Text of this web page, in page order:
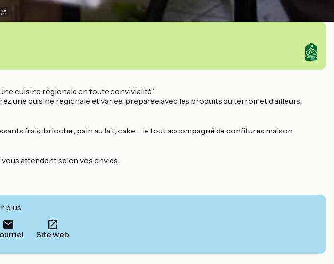
/5
cuisine régionale en toute convivialité”.
une cuisine régionale et variée, préparée avec les produits du terroir et d’ailleurs,
frais, brioche , pain au lait, cake … le tout accompagné de confitures maison,
vous attendent selon vos envies.
plus.
Site web